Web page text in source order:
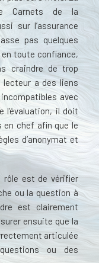
Carnets de la
sur l’assurance
pas quelques
en toute confiance,
craindre de trop
lecteur a des liens
incompatibles avec
l’évaluation, il doit
en chef afin que le
d’anonymat et
rôle est de vérifier
ou la question à
est clairement
ensuite que la
articulée
ou des